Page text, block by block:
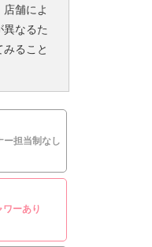
舗によ
異なるた
ること
ー担当制なし
ワーあり